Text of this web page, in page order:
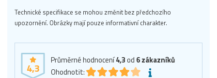
Technické specifikace se mohou změnit bez předchozího
upozornění. Obrázky mají pouze informativní charakter.
4,3
Průměrné hodnocení4,3od 6zákazníků
Ohodnotit: